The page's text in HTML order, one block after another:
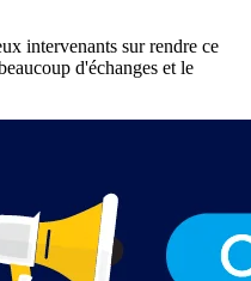
intervenants sur rendre ce
d'échanges et le